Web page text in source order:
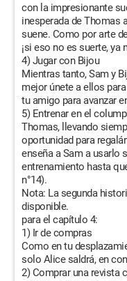
con la impresionante
inesperada de Thomas
suene. Como por arte
¡si eso no es suerte, ya
4) Jugar con Bijou
Mientras tanto, Sam y
mejor únete a ellos
tu amigo para avanzar
5) Entrenar en el
Thomas, llevando
oportunidad para
enseña a Sam a usarlo
entrenamiento hasta
n°14).
Nota: La segunda
disponible.
para el capítulo 4:
1) Ir de compras
Como en tu
solo Alice saldrá, en
2) Comprar una revista